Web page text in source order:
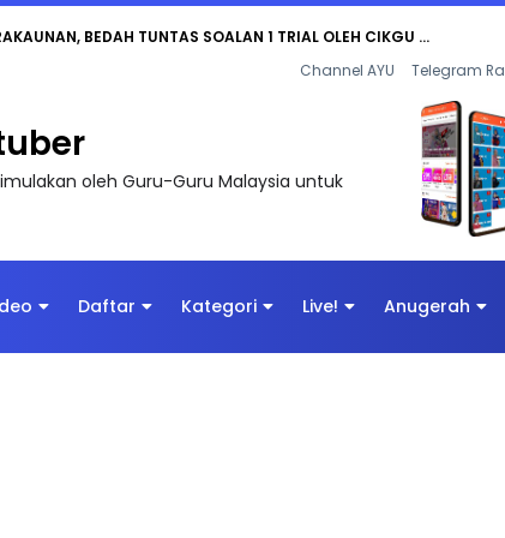
BEDAH TUNTAS SOALAN 1 TRIAL OLEH CIKGU ...
Channel AYU Telegram
oleh Guru-Guru Malaysia untuk
Daftar Kategori Live! Anugerah